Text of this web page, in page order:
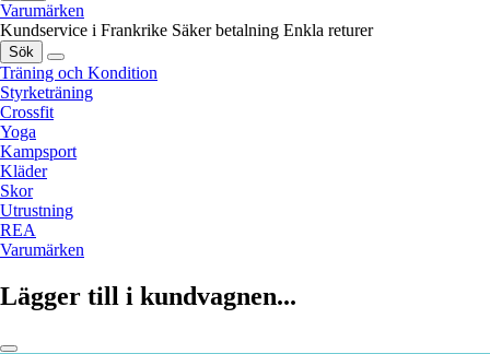
Varumärken
Kundservice i Frankrike Säker betalning Enkla returer
Sök
Träning och Kondition
Styrketräning
Crossfit
Yoga
Kampsport
Kläder
Skor
Utrustning
REA
Varumärken
Lägger till i kundvagnen...